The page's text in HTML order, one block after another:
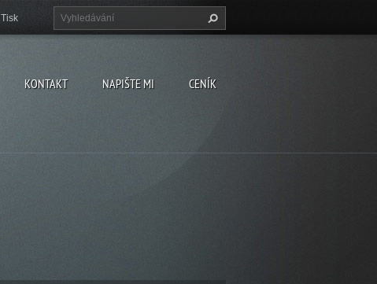
KONTAKT NAPIŠTE MI CENÍK
Tisk